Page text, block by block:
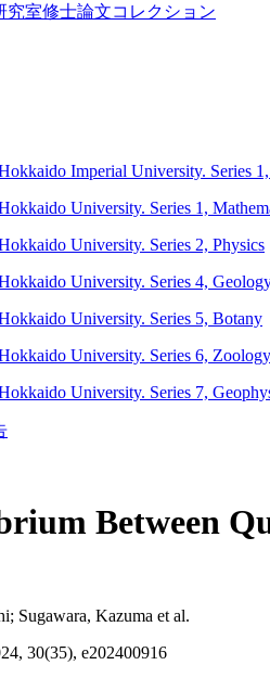
室修士論文コレクション
Imperial University. Series
University. Series 1,
University. Series 2, Physics
University. Series 4,
University. Series 5, Botany
University. Series 6, Zoology
University. Series 7,
Between
Sugawara, Kazuma et al.
30(35), e202400916